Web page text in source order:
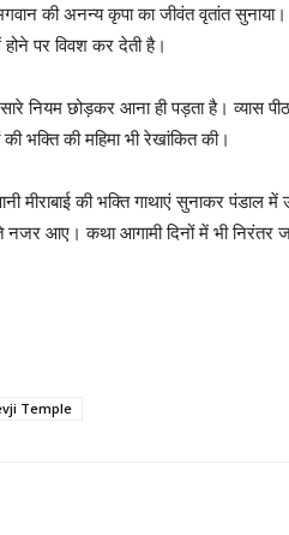
की अनन्य कृपा का जीवंत वृतांत
पर विवश कर देती है।
नियम छोड़कर आना ही पड़ता है। व्यास
भक्ति की महिमा भी रेखांकित की।
मीराबाई की भक्ति गाथाएं सुनाकर पंडाल
आए। कथा आगामी दिनों में भी निरंतर
Temple